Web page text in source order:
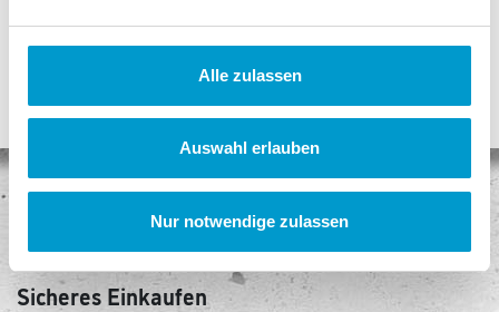
Alle zulassen
Auswahl erlauben
Nur notwendige zulassen
Keine Versandkosten
Egal, wie viel Sie kaufen, Sie bezahlen keine Versandkosten!
Sicheres Einkaufen